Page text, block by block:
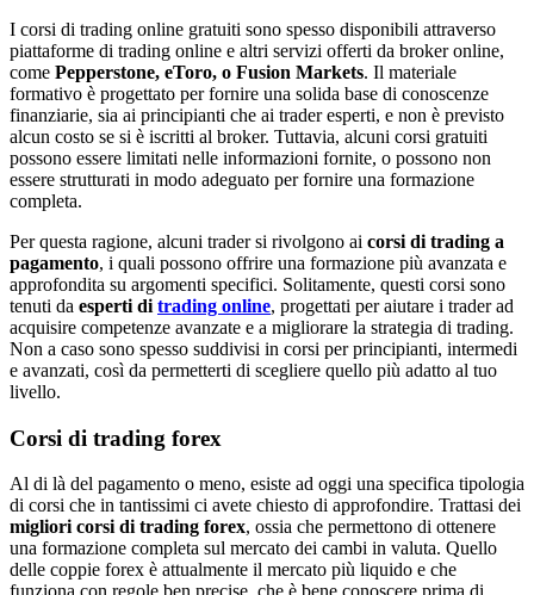
I corsi di trading online gratuiti sono spesso disponibili attraverso
piattaforme di trading online e altri servizi offerti da broker online,
come Pepperstone, eToro, o Fusion Markets. Il materiale
formativo è progettato per fornire una solida base di conoscenze
finanziarie, sia ai principianti che ai trader esperti, e non è previsto
alcun costo se si è iscritti al broker. Tuttavia, alcuni corsi gratuiti
possono essere limitati nelle informazioni fornite, o possono non
essere strutturati in modo adeguato per fornire una formazione
completa.
Per questa ragione, alcuni trader si rivolgono ai corsi di trading a
pagamento, i quali possono offrire una formazione più avanzata e
approfondita su argomenti specifici. Solitamente, questi corsi sono
tenuti da esperti di trading online, progettati per aiutare i trader ad
acquisire competenze avanzate e a migliorare la strategia di trading.
Non a caso sono spesso suddivisi in corsi per principianti, intermedi
e avanzati, così da permetterti di scegliere quello più adatto al tuo
livello.
Corsi di trading forex
Al di là del pagamento o meno, esiste ad oggi una specifica tipologia
di corsi che in tantissimi ci avete chiesto di approfondire. Trattasi dei
migliori corsi di trading forex, ossia che permettono di ottenere
una formazione completa sul mercato dei cambi in valuta. Quello
delle coppie forex è attualmente il mercato più liquido e che